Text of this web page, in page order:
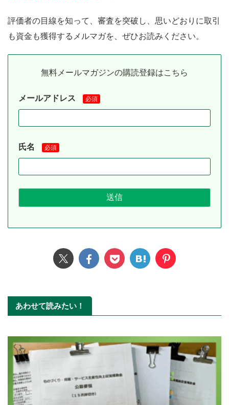
評価者の目線を知って、審査を突破し、思いどおりに取引
も資金も獲得するメルマガを、ぜひお読みください。
無料メールマガジンの購読登録はこちら
メールアドレス 必須
氏名 必須
あわせて読みたい！